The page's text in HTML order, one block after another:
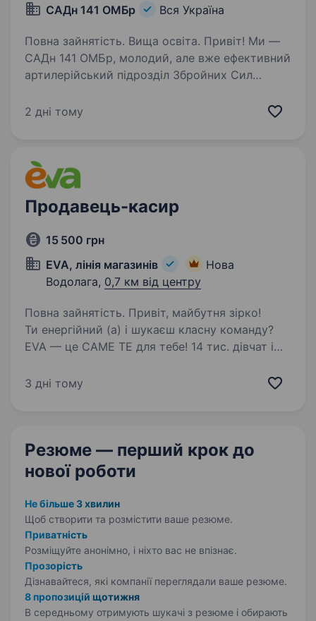
САДн 141 ОМБр Вся Україна
Повна зайнятість. Вища освіта. Привіт! Ми —
САДн 141 ОМБр, молодий, але вже ефективний
артилерійський підрозділ Збройних Сил
найсучаснішими методами, підтримуючи один
2 дні тому
Продавець-касир
15 500 грн
EVA, лінія магазинів
Нова
Водолага, 0,7 км від центру
Повна зайнятість. Привіт, майбутня зірко!
Ти енергійний (а) і шукаєш класну команду?
EVA — це САМЕ ТЕ для тебе! 14 тис. дівчат і
Ми шукаємо продавця-касира, що готовий (а)
3 дні тому
Резюме — перший крок до
нової роботи
Не більше 3 хвилин
Щоб створити та розмістити ваше резюме.
Приватність
Розміщуйте анонімно, і ніхто вас не впізнає.
Прозорість
Дізнавайтеся, які компанії переглядали ваше резюме.
8 пропозицій щотижня
В середньому отримують шукачі з резюме і обирають